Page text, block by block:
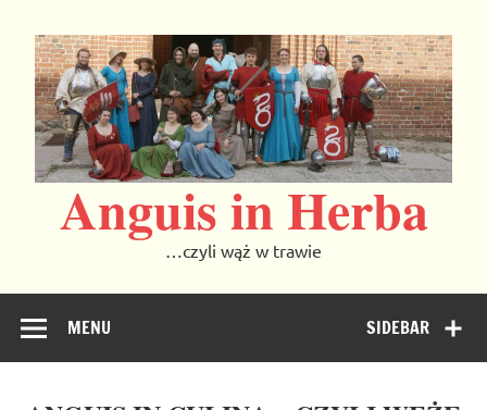
content
Anguis in Herba
…czyli wąż w trawie
SIDEBAR
MENU